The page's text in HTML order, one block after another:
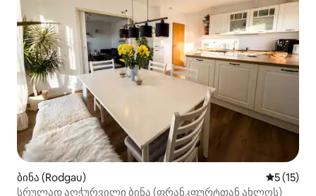
ბინა (Rodgau) საშუალო
5 (15)
სრულად აღჭურვილი ბინა (ფრანკფურტთან ახლოს)